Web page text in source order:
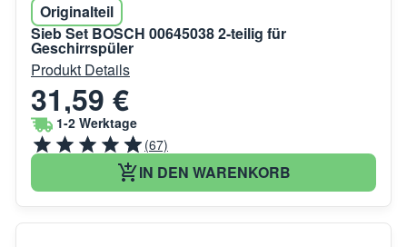
Originalteil
Sieb Set BOSCH 00645038 2-teilig für
Geschirrspüler
Produkt Details
31,59 €
1-2 Werktage
(67)
IN DEN WARENKORB